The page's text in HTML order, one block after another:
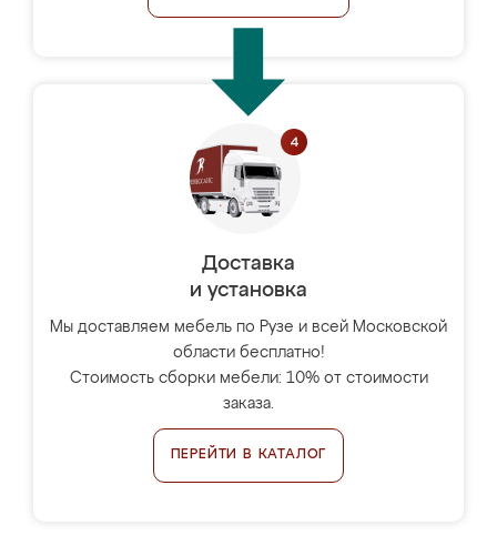
Доставка
и установка
Мы доставляем мебель по Рузе и всей Московской
области бесплатно!
Стоимость сборки мебели: 10% от стоимости
заказа.
ПЕРЕЙТИ В КАТАЛОГ